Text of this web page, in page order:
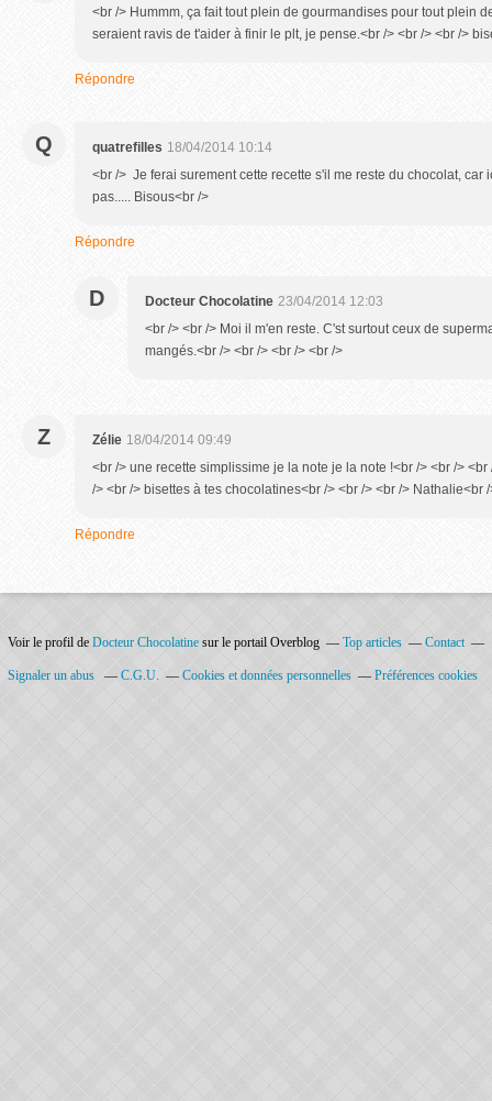
<br /> Hummm, ça fait tout plein de gourmandises pour tout plein
seraient ravis de t'aider à finir le plt, je pense.<br /> <br /> <br />
Répondre
Q quatrefilles 18/04/2014 10:14
<br /> Je ferai surement cette recette s'il me reste du chocolat, car
pas..... Bisous<br />
Répondre
D Docteur Chocolatine 23/04/2014 12:03
<br /> <br /> Moi il m'en reste. C'st surtout ceux de
mangés.<br /> <br /> <br /> <br />
Z Zélie 18/04/2014 09:49
<br /> une recette simplissime je la note je la note !<br /> <br />
/> <br /> bisettes à tes chocolatines<br /> <br /> <br /> Nathalie<br /
Répondre
Voir le profil de Docteur Chocolatine sur le portail Overblog Top articles Contact
Signaler un abus C.G.U. Cookies et données personnelles Préférences cookies